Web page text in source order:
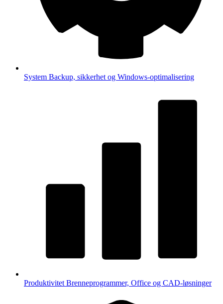
System Backup, sikkerhet og Windows-optimalisering
Produktivitet Brenneprogrammer, Office og CAD-løsninger